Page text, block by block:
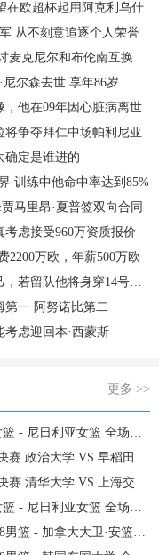
在欧超杯起用阿克利乌什
从不刻意追逐个人荣誉
尼尔和布伦南互换交易
尔森去世 享年86岁
他在09年因心脏病离世
争夺拜仁中场帕利尼亚
确定是谁进的
训练中他命中率达到85%
马里昂·夏普签双向合同
虑接受960万资质报价
2200万欧，年薪500万欧
留队他将身穿14号球衣
第一 阿努诺比第二
虑迎回本·西蒙斯
更多 >>
尼日利亚女篮 全场录像
学 VS 早稻田大学 全场录像
学 VS 上海交通大学 全场录像
尼日利亚女篮 全场录像
大大卫·安篮球学院 全场录像